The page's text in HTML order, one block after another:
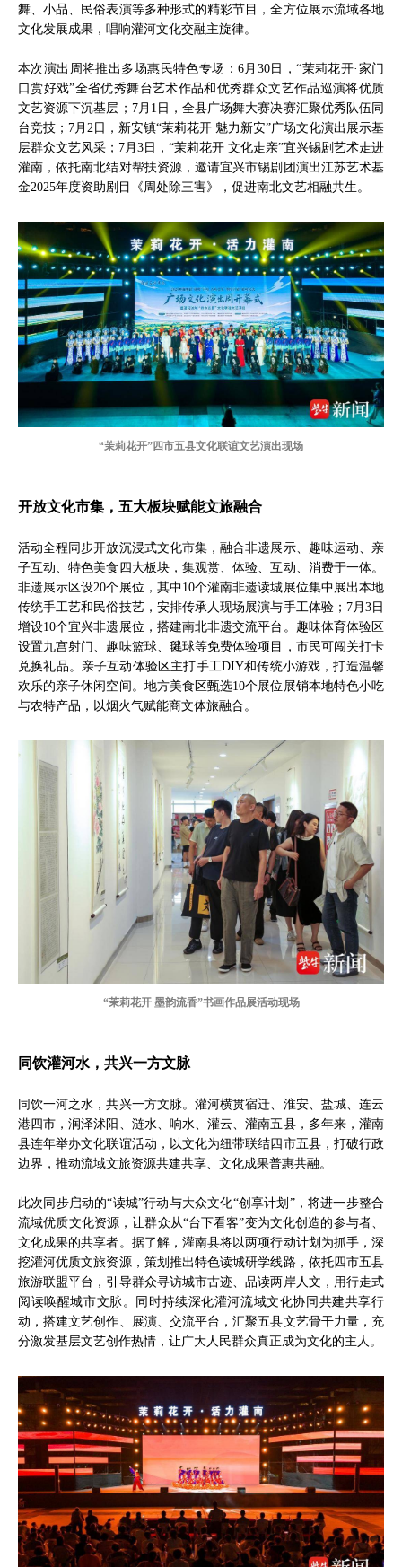
舞、小品、民俗表演等多种形式的精彩节目，全方位展示流域各地
文化发展成果，唱响灌河文化交融主旋律。
本次演出周将推出多场惠民特色专场：6月30日，“茉莉花开·家门
口赏好戏”全省优秀舞台艺术作品和优秀群众文艺作品巡演将优质
文艺资源下沉基层；7月1日，全县广场舞大赛决赛汇聚优秀队伍同
台竞技；7月2日，新安镇“茉莉花开 魅力新安”广场文化演出展示基
层群众文艺风采；7月3日，“茉莉花开 文化走亲”宜兴锡剧艺术走进
灌南，依托南北结对帮扶资源，邀请宜兴市锡剧团演出江苏艺术基
金2025年度资助剧目《周处除三害》，促进南北文艺相融共生。
“茉莉花开”四市五县文化联谊文艺演出现场
开放文化市集，五大板块赋能文旅融合
活动全程同步开放沉浸式文化市集，融合非遗展示、趣味运动、亲
子互动、特色美食四大板块，集观赏、体验、互动、消费于一体。
非遗展示区设20个展位，其中10个灌南非遗读城展位集中展出本地
传统手工艺和民俗技艺，安排传承人现场展演与手工体验；7月3日
增设10个宜兴非遗展位，搭建南北非遗交流平台。趣味体育体验区
设置九宫射门、趣味篮球、毽球等免费体验项目，市民可闯关打卡
兑换礼品。亲子互动体验区主打手工DIY和传统小游戏，打造温馨
欢乐的亲子休闲空间。地方美食区甄选10个展位展销本地特色小吃
与农特产品，以烟火气赋能商文体旅融合。
“茉莉花开 墨韵流香”书画作品展活动现场
同饮灌河水，共兴一方文脉
同饮一河之水，共兴一方文脉。灌河横贯宿迁、淮安、盐城、连云
港四市，润泽沭阳、涟水、响水、灌云、灌南五县，多年来，灌南
县连年举办文化联谊活动，以文化为纽带联结四市五县，打破行政
边界，推动流域文旅资源共建共享、文化成果普惠共融。
此次同步启动的“读城”行动与大众文化“创享计划”，将进一步整合
流域优质文化资源，让群众从“台下看客”变为文化创造的参与者、
文化成果的共享者。据了解，灌南县将以两项行动计划为抓手，深
挖灌河优质文旅资源，策划推出特色读城研学线路，依托四市五县
旅游联盟平台，引导群众寻访城市古迹、品读两岸人文，用行走式
阅读唤醒城市文脉。同时持续深化灌河流域文化协同共建共享行
动，搭建文艺创作、展演、交流平台，汇聚五县文艺骨干力量，充
分激发基层文艺创作热情，让广大人民群众真正成为文化的主人。